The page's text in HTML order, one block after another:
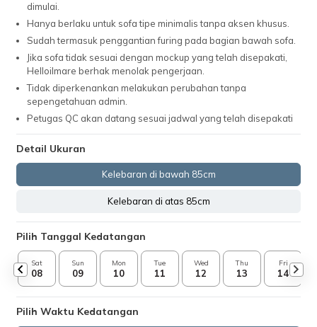
dimulai.
Hanya berlaku untuk sofa tipe minimalis tanpa aksen khusus.
Sudah termasuk penggantian furing pada bagian bawah sofa.
Jika sofa tidak sesuai dengan mockup yang telah disepakati,
Helloilmare berhak menolak pengerjaan.
Tidak diperkenankan melakukan perubahan tanpa
sepengetahuan admin.
Petugas QC akan datang sesuai jadwal yang telah disepakati
Detail Ukuran
Kelebaran di bawah 85cm
Kelebaran di atas 85cm
Pilih Tanggal Kedatangan
Sat
08
Sun
09
Mon
10
Tue
11
Wed
12
Thu
13
Fri
14
Pilih Waktu Kedatangan